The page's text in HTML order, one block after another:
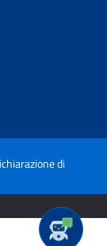
di